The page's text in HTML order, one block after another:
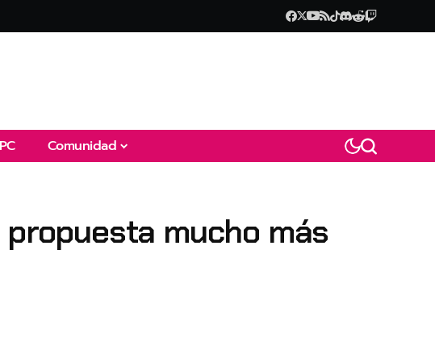
PC Comunidad
propuesta mucho más